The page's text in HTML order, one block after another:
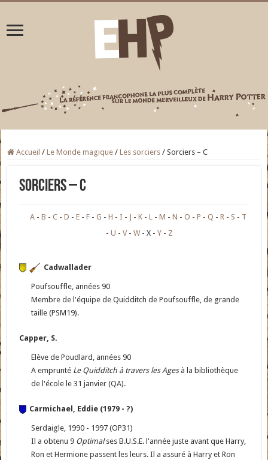
Accueil / Le Monde magique / Les sorciers / Sorciers – C
Sorciers – C
A B C D E F G H I J K L M N O P Q R S
T
U
V W X Y Z
Cadwallader
Poufsouffle, années 90
Membre de l'équipe de Quidditch de Poufsouffle, de grande
taille (PSM19).
Capper, S.
Elève de Poudlard, années 90
A emprunté Le Quidditch à travers les Agesà la bibliothèque
de l'école le 31 janvier (QA).
Carmichael, Eddie (1979 - ?)
Serdaigle, 1990 - 1997 (OP31)
Il a obtenu 9 Optimalses B.U.S.E. l'année juste avant que Harry,
Ron et Hermione passent les leurs. Il a assuré à Harry et Ron